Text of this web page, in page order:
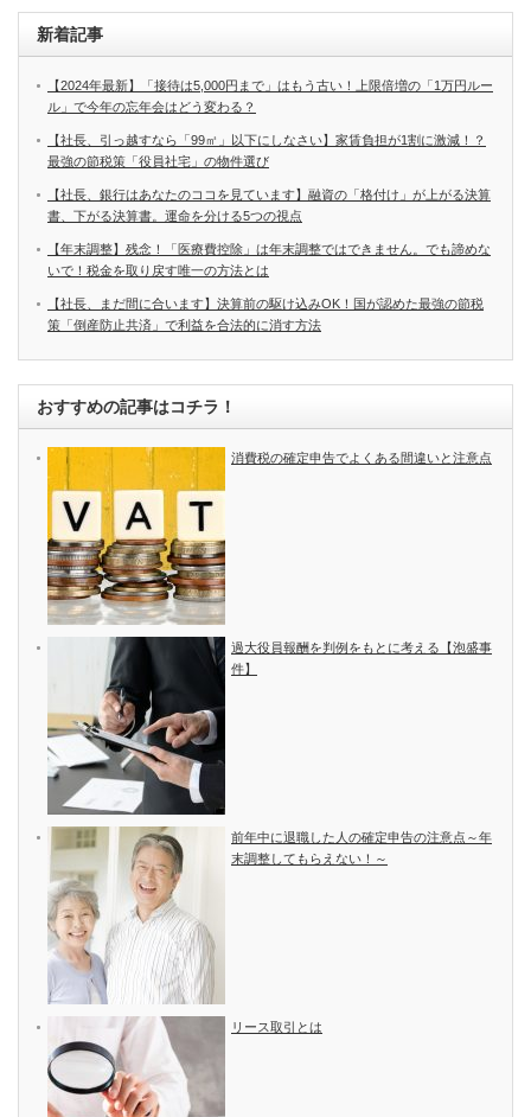
新着記事
【2024年最新】「接待は5,000円まで」はもう古い！上限倍増の「1万円ルー
ル」で今年の忘年会はどう変わる？
【社長、引っ越すなら「99㎡」以下にしなさい】家賃負担が1割に激減！？
最強の節税策「役員社宅」の物件選び
【社長、銀行はあなたのココを見ています】融資の「格付け」が上がる決算
書、下がる決算書。運命を分ける5つの視点
【年末調整】残念！「医療費控除」は年末調整ではできません。でも諦めな
いで！税金を取り戻す唯一の方法とは
【社長、まだ間に合います】決算前の駆け込みOK！国が認めた最強の節税
策「倒産防止共済」で利益を合法的に消す方法
おすすめの記事はコチラ！
消費税の確定申告でよくある間違いと注意点
過大役員報酬を判例をもとに考える【泡盛事
件】
前年中に退職した人の確定申告の注意点～年
末調整してもらえない！～
リース取引とは